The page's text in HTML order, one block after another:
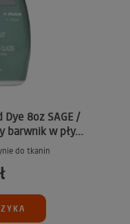
8oz SAGE /
barwnik w pły...
do tkanin